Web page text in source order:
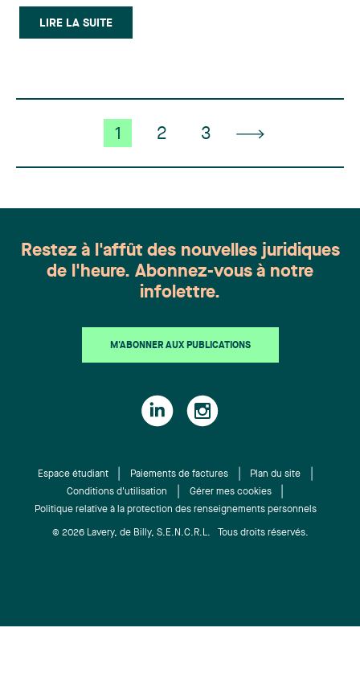
cybersystèmes essentiels), plusieurs entreprises
ont déjà entrepris des démarches sérieuses pour
LIRE LA SUITE
1 2 3
Restez à l'affût des nouvelles juridiques
de l'heure. Abonnez-vous à notre
infolettre.
M'ABONNER AUX PUBLICATIONS
Espace étudiant Paiements de factures
Plan du site
Conditions d'utilisation
Gérer mes cookies
Politique relative à la protection des renseignements personnels
© 2026 Lavery, de Billy, S.E.N.C.R.L. Tous droits réservés.